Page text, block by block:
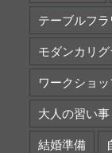
テーブルフラ
モダンカリ
ワークショ
大人の習い事
結婚準備